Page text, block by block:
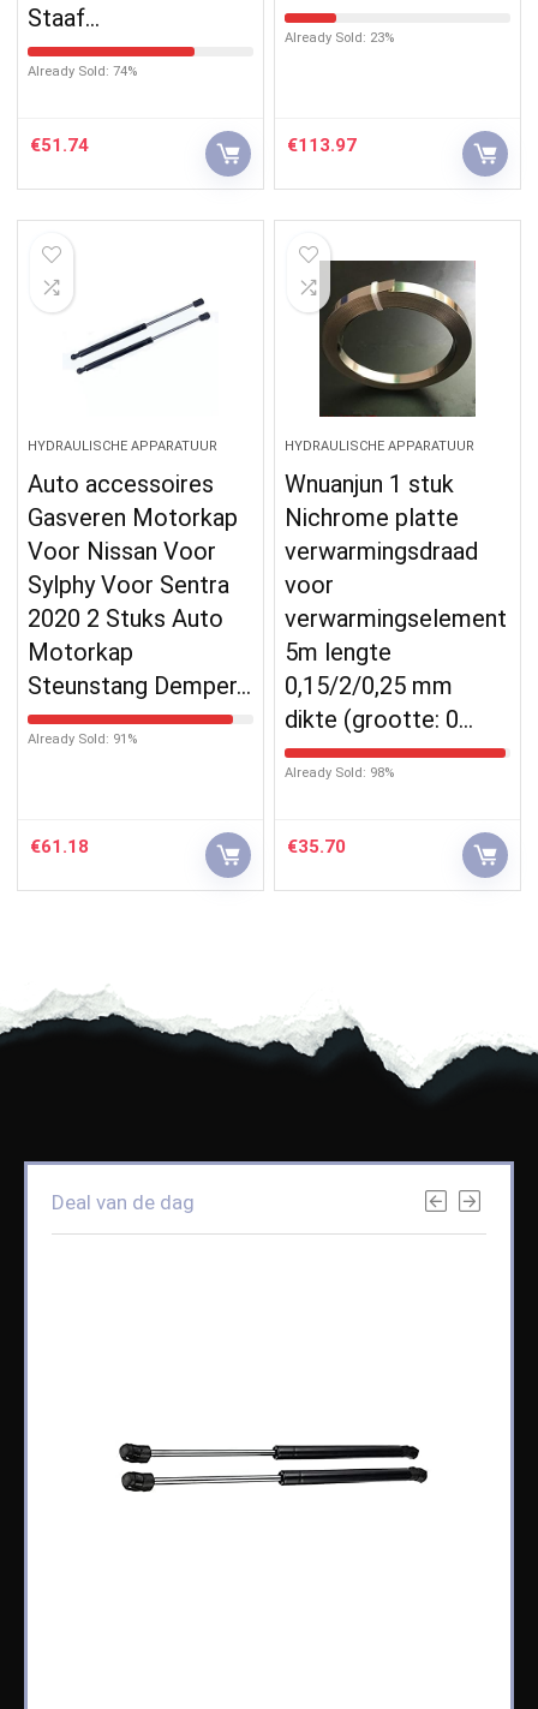
Staaf…
Already Sold: 74%
€51.74
Already Sold: 23%
€113.97
HYDRAULISCHE APPARATUUR
Auto accessoires
Gasveren Motorkap
Voor Nissan Voor
Sylphy Voor Sentra
2020 2 Stuks Auto
Motorkap
Steunstang Demper…
Already Sold: 91%
€61.18
HYDRAULISCHE APPARATUUR
Wnuanjun 1 stuk
Nichrome platte
verwarmingsdraad
voor
verwarmingselement
5m lengte
0,15/2/0,25 mm
dikte (grootte: 0…
Already Sold: 98%
€35.70
Deal van de dag